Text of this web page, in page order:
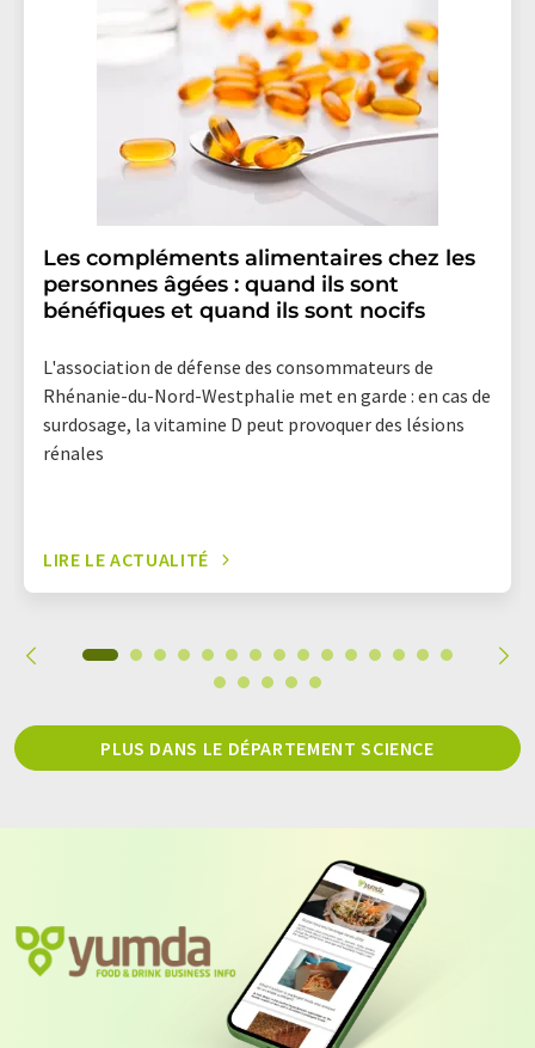
Les compléments alimentaires chez les
personnes âgées : quand ils sont
bénéfiques et quand ils sont nocifs
L'association de défense des consommateurs de
Rhénanie-du-Nord-Westphalie met en garde : en cas de
surdosage, la vitamine D peut provoquer des lésions
rénales
LIRE LE ACTUALITÉ
PLUS DANS LE DÉPARTEMENT SCIENCE